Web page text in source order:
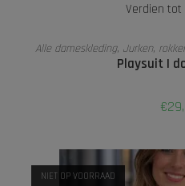
Verdien tot
OPTIES
Alle dameskleding, Jurken,
Playsuit |
€
NIET OP VOORRAAD